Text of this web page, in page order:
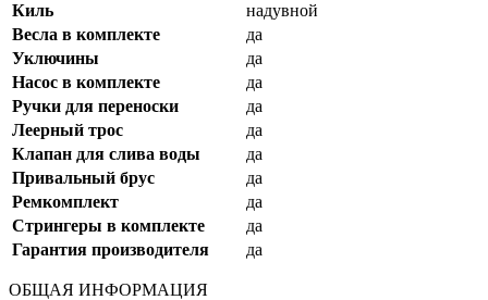
Киль
надувной
Весла в комплекте
да
Уключины
да
Насос в комплекте
да
Ручки для переноски
да
Леерный трос
да
Клапан для слива воды
да
Привальный брус
да
Ремкомплект
да
Стрингеры в комплекте
да
Гарантия производителя
да
ОБЩАЯ ИНФОРМАЦИЯ